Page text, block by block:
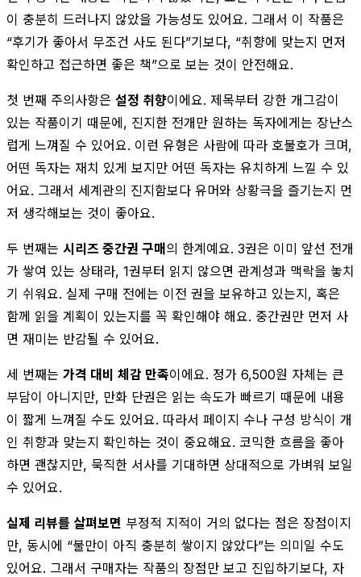
이 충분히 드러나지 않았을 가능성도 있어요. 그래서 이 작품은
“후기가 좋아서 무조건 사도 된다”기보다, “취향에 맞는지 먼저
확인하고 접근하면 좋은 책”으로 보는 것이 안전해요.
첫 번째 주의사항은 설정 취향이에요. 제목부터 강한 개그감이
있는 작품이기 때문에, 진지한 전개만 원하는 독자에게는 장난스
럽게 느껴질 수 있어요. 이런 유형은 사람에 따라 호불호가 크며,
어떤 독자는 재치 있게 보지만 어떤 독자는 유치하게 느낄 수 있
어요. 그래서 세계관의 진지함보다 유머와 상황극을 즐기는지 먼
저 생각해보는 것이 좋아요.
두 번째는 시리즈 중간권 구매의 한계예요. 3권은 이미 앞선 전개
가 쌓여 있는 상태라, 1권부터 읽지 않으면 관계성과 맥락을 놓치
기 쉬워요. 실제 구매 전에는 이전 권을 보유하고 있는지, 혹은
함께 읽을 계획이 있는지를 꼭 확인해야 해요. 중간권만 먼저 사
면 재미는 반감될 수 있어요.
세 번째는 가격 대비 체감 만족이에요. 정가 6,500원 자체는 큰
부담이 아니지만, 만화 단권은 읽는 속도가 빠르기 때문에 내용
이 짧게 느껴질 수도 있어요. 따라서 페이지 수나 구성 방식이 개
인 취향과 맞는지 확인하는 것이 중요해요. 코믹한 흐름을 좋아
하면 괜찮지만, 묵직한 서사를 기대하면 상대적으로 가벼워 보일
수 있어요.
실제 리뷰를 살펴보면 부정적 지적이 거의 없다는 점은 장점이지
만, 동시에 “불만이 아직 충분히 쌓이지 않았다”는 의미일 수도
있어요. 그래서 구매자는 작품의 장점만 보고 진입하기보다, 자